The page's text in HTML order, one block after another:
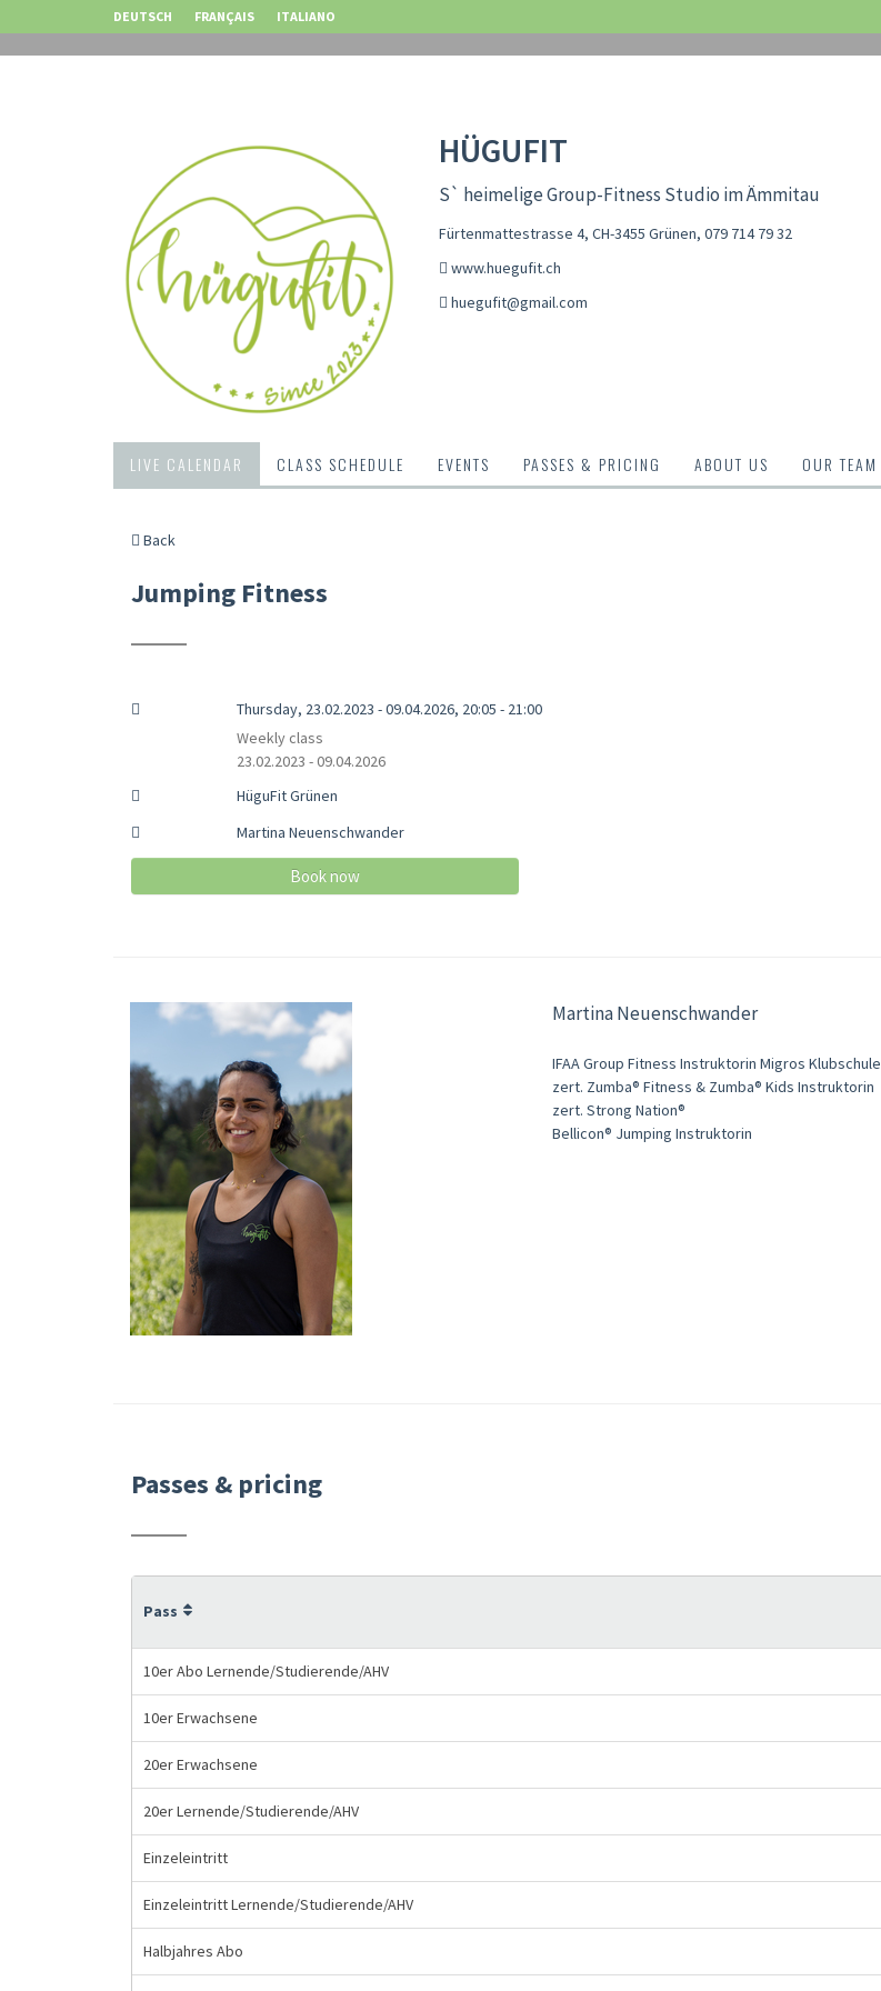
DEUTSCH FRANÇAIS ITALIANO
HÜGUFIT
S` heimelige Group-Fitness Studio im Ämmitau
Fürtenmattestrasse 4, CH-3455 Grünen, 079 714 79 32
www.huegufit.ch
huegufit@gmail.com
LIVE CALENDAR CLASS SCHEDULE EVENTS PASSES & PRICING ABOUT US OUR TEAM
Back
Jumping Fitness
Thursday, 23.02.2023 - 09.04.2026, 20:05 - 21:00
Weekly class
23.02.2023 - 09.04.2026
HüguFit Grünen
Martina Neuenschwander
Book now
Martina Neuenschwander
IFAA Group Fitness Instruktorin Migros Klubschule
zert. Zumba® Fitness & Zumba® Kids Instruktorin
zert. Strong Nation®
Bellicon® Jumping Instruktorin
Passes & pricing
Pass
10er Abo Lernende/Studierende/AHV
10er Erwachsene
20er Erwachsene
20er Lernende/Studierende/AHV
Einzeleintritt
Einzeleintritt Lernende/Studierende/AHV
Halbjahres Abo